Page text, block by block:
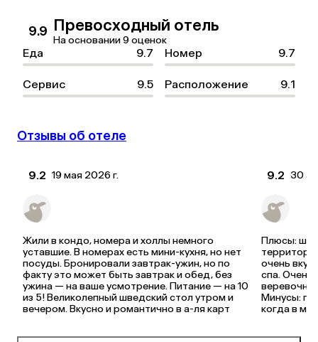
9.9 Превосходный отель
На основании 9 оценок
Еда 9.7 Номер 9.7
Сервис 9.5 Расположение 9.1
Отзывы об отеле
9.2 19 мая 2026 г.
Жили в кондо, номера и холлы немного
уставшие. В номерах есть мини-кухня, но нет
посуды. Бронировали завтрак-ужин, но по
факту это может быть завтрак и обед, без
ужина — на ваше усмотрение. Питание — на 10
из 5! Великолепный шведский стол утром и
вечером. Вкусно и романтично в а-ля карт
9.2 30
Плюсы:
очень
спа. Очень
Минусы:
когда в